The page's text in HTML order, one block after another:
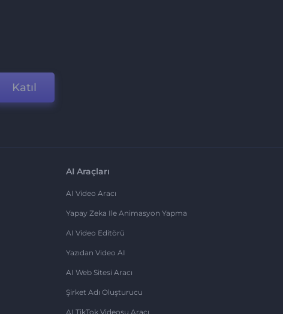
Katıl
AI Araçları
AI Video Aracı
Yapay Zeka Ile Animasyon Yapma
AI Video Editörü
Yazıdan Video AI
AI Web Sitesi Aracı
Şirket Adı Oluşturucu
AI TikTok Videosu Aracı